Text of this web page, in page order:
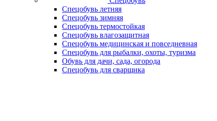
Спецобувь летняя
Спецобувь зимняя
Спецобувь термостойкая
Спецобувь влагозащитная
Спецобувь медицинская и повседневная
Спецобувь для рыбалки, охоты, туризма
Обувь для дачи, сада, огорода
Спецобувь для сварщика